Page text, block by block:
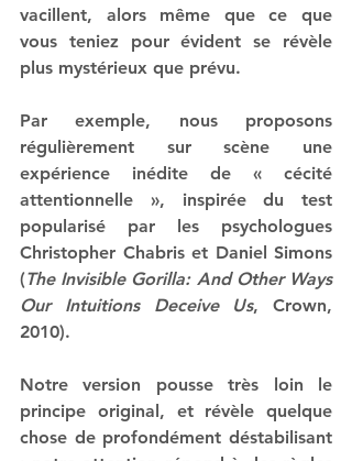
vacillent, alors même que ce que
vous teniez pour évident se révèle
plus mystérieux que prévu.
Par exemple, nous proposons
régulièrement sur scène une
expérience inédite de « cécité
attentionnelle », inspirée du test
popularisé par les psychologues
Christopher Chabris et Daniel Simons
(The Invisible Gorilla: And Other Ways
Our Intuitions Deceive Us, Crown,
2010).
Notre version pousse très loin le
principe original, et révèle quelque
chose de profondément déstabilisant